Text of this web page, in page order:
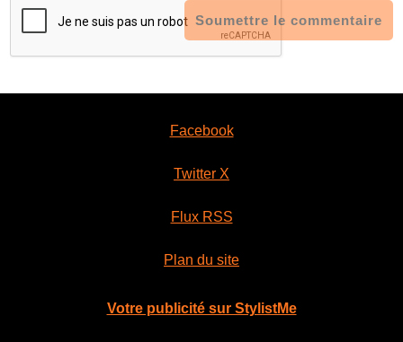
Soumettre le commentaire
Facebook
Twitter X
Flux RSS
Plan du site
Votre publicité sur StylistMe